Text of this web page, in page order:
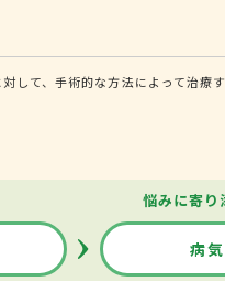
て、手術的な方法によって治療す
悩みに寄り
病